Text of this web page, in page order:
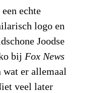
echte
logo en
Joodse
bij Fox News
er allemaal
veel later